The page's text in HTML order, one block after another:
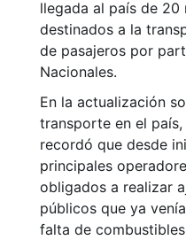
llegada al país de 20
destinados a la
de pasajeros por
Nacionales.
En la actualización
transporte en el
recordó que desde
principales
obligados a realizar
públicos que ya
falta de